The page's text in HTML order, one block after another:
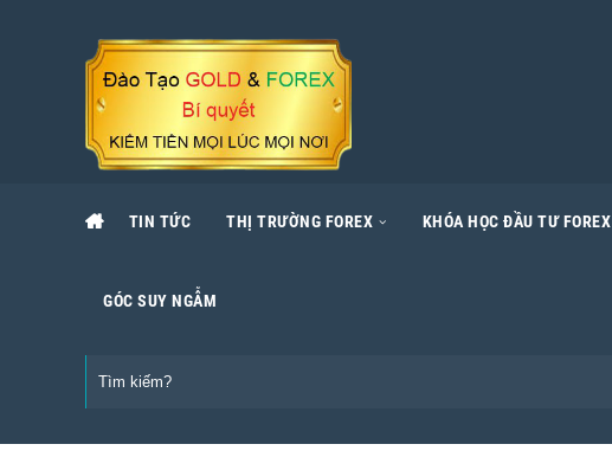
TIN TỨC THỊ TRƯỜNG FOREX KHÓA HỌC ĐẦU TƯ FOREX
GÓC SUY NGẪM